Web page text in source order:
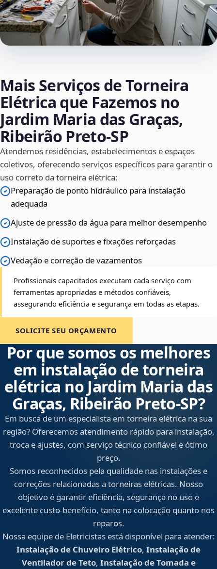
Mais Serviços de Torneira
Elétrica que Fazemos no
Jardim Maria das Graças,
Ribeirão Preto‑SP
Atendemos residências, estabelecimentos e espaços
coletivos, oferecendo serviços específicos para garantir o
uso correto da torneira elétrica:
Preparação de ponto hidráulico para instalação
adequada
Ajuste de pressão da água para melhor desempenho
Instalação de suportes e fixações reforçadas
Vedação e correção de vazamentos
Profissionais capacitados executam cada serviço com
ferramentas apropriadas e métodos confiáveis,
assegurando eficiência e segurança em todas as etapas.
SOLICITE SEU ORÇAMENTO
Por que somos os melhores
em instalação de torneira
elétrica no Jardim Maria das
Graças, Ribeirão Preto‑SP?
Em busca de um especialista em torneira elétrica na sua
região? Oferecemos atendimento rápido para instalação,
troca e ajustes, com serviço técnico confiável e ótimo
preço.
Somos reconhecidos pela qualidade nas instalações e
correções relacionadas a torneiras elétricas. Nosso
objetivo é garantir eficiência, segurança no uso e
excelente custo-benefício, tanto na colocação quanto nos
reparos.
Nossa equipe de Eletricistas está disponível para atender:
Instalação de Chuveiro Elétrico, Instalação de
Ventilador de Teto, Instalação de Tomada e